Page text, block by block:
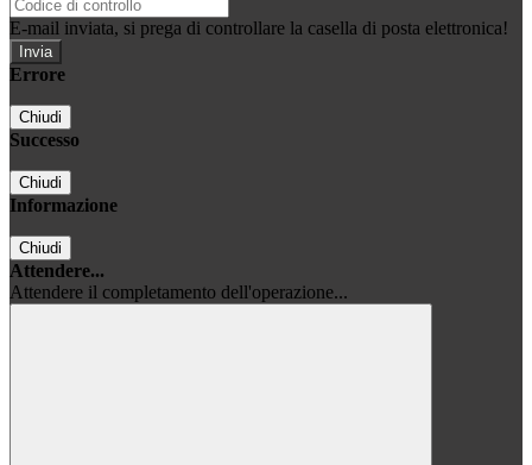
E-mail inviata, si prega di controllare la casella di posta elettronica!
Errore
Chiudi
Successo
Chiudi
Informazione
Chiudi
Attendere...
Attendere il completamento dell'operazione...